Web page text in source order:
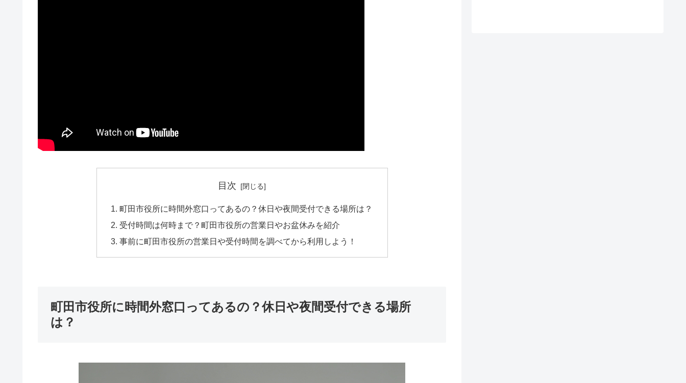
目次
町田市役所に時間外窓口ってあるの？休日や夜間受付できる場所は？
受付時間は何時まで？町田市役所の営業日やお盆休みを紹介
事前に町田市役所の営業日や受付時間を調べてから利用しよう！
町田市役所に時間外窓口ってあるの？休日や夜間受付できる場所
は？